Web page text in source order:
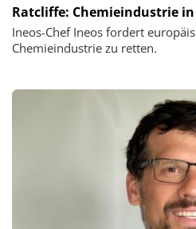
Ratcliffe: Chemieindustrie
Ineos-Chef Ineos fordert
Chemieindustrie zu retten.